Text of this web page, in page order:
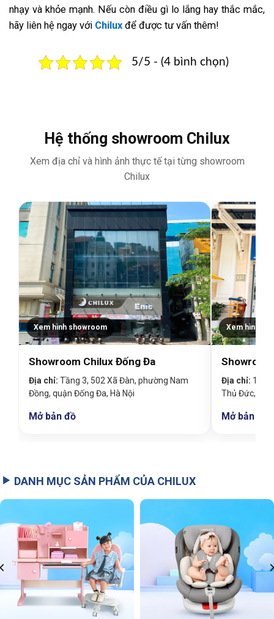
nhạy và khỏe mạnh. Nếu còn điều gì lo lắng hay thắc mắc,
hãy liên hệ ngay với Chilux để được tư vấn thêm!
5/5 - (4 bình chọn)
Hệ thống showroom Chilux
Xem địa chỉ và hình ảnh thực tế tại từng showroom
Chilux
Xem hình showroom
Showroom Chilux Đống Đa
Địa chỉ: Tầng 3, 502 Xã Đàn, phường Nam
Đồng, quận Đống Đa, Hà Nội
Mở bản đồ
Xem hình
Địa chỉ: 19
Thủ Đức,
Mở bản đồ
DANH MỤC SẢN PHẨM CỦA CHILUX